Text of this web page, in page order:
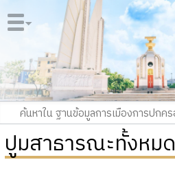
ปูมสาธารณะทั้งหมด